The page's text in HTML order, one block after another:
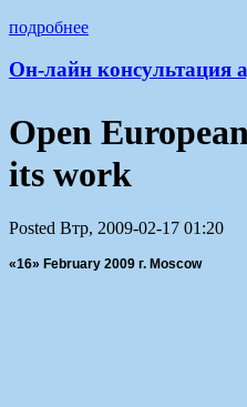
подробнее
Он-лайн консультация
Open
its work
Posted Втр, 2009-02-17 01:20
«16» February 2009 г. Moscow